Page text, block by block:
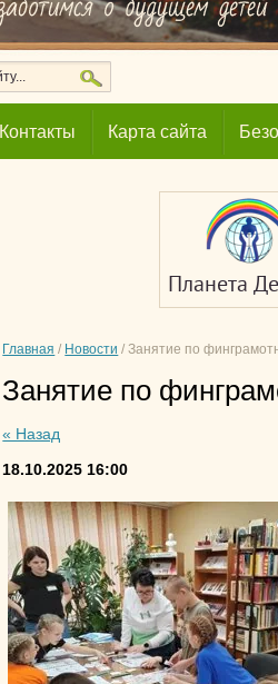
Контакты Карта сайта
Планета
Главная / Новости /Занятие по
Занятие по
« Назад
18.10.2025 16:00